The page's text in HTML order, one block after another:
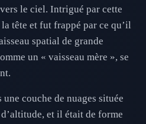
le ciel. Intrigué par cette
tête et fut frappé par ce qu’il
spatial de grande
un « vaisseau mère », se
couche de nuages située
et il était de forme